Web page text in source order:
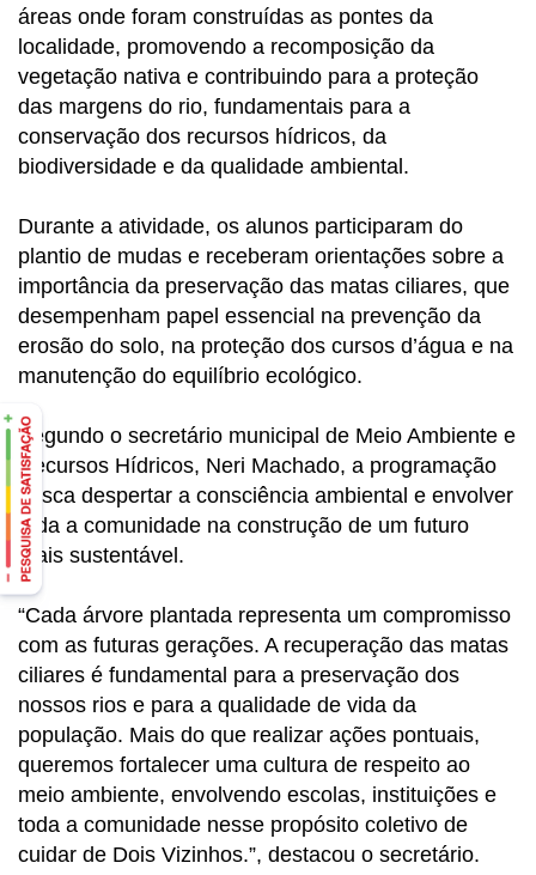
áreas onde foram construídas as pontes da
localidade, promovendo a recomposição da
vegetação nativa e contribuindo para a proteção
das margens do rio, fundamentais para a
conservação dos recursos hídricos, da
biodiversidade e da qualidade ambiental.
Durante a atividade, os alunos participaram do
plantio de mudas e receberam orientações sobre a
importância da preservação das matas ciliares, que
desempenham papel essencial na prevenção da
erosão do solo, na proteção dos cursos d’água e na
manutenção do equilíbrio ecológico.
Segundo o secretário municipal de Meio Ambiente e
Recursos Hídricos, Neri Machado, a programação
busca despertar a consciência ambiental e envolver
toda a comunidade na construção de um futuro
mais sustentável.
“Cada árvore plantada representa um compromisso
com as futuras gerações. A recuperação das matas
ciliares é fundamental para a preservação dos
nossos rios e para a qualidade de vida da
população. Mais do que realizar ações pontuais,
queremos fortalecer uma cultura de respeito ao
meio ambiente, envolvendo escolas, instituições e
toda a comunidade nesse propósito coletivo de
cuidar de Dois Vizinhos.”, destacou o secretário.